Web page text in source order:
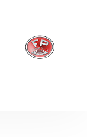
précision
Farmet, y
mois. En
Si